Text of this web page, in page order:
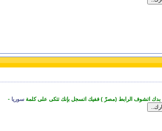
بدك اتشوف الرابط (مصرّ ) ففيك اتسجل بإنك تتكى على كلمةسوريا -